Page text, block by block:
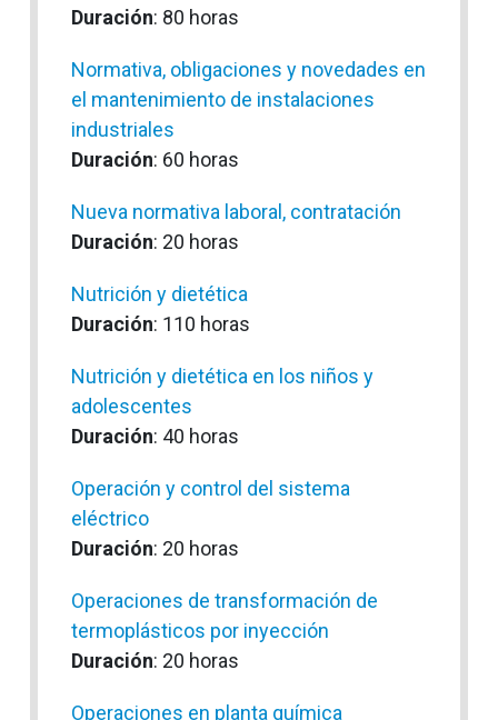
Duración: 80 horas
Normativa, obligaciones y novedades en
el mantenimiento de instalaciones
industriales
Duración: 60 horas
Nueva normativa laboral, contratación
Duración: 20 horas
Nutrición y dietética
Duración: 110 horas
Nutrición y dietética en los niños y
adolescentes
Duración: 40 horas
Operación y control del sistema
eléctrico
Duración: 20 horas
Operaciones de transformación de
termoplásticos por inyección
Duración: 20 horas
Operaciones en planta química